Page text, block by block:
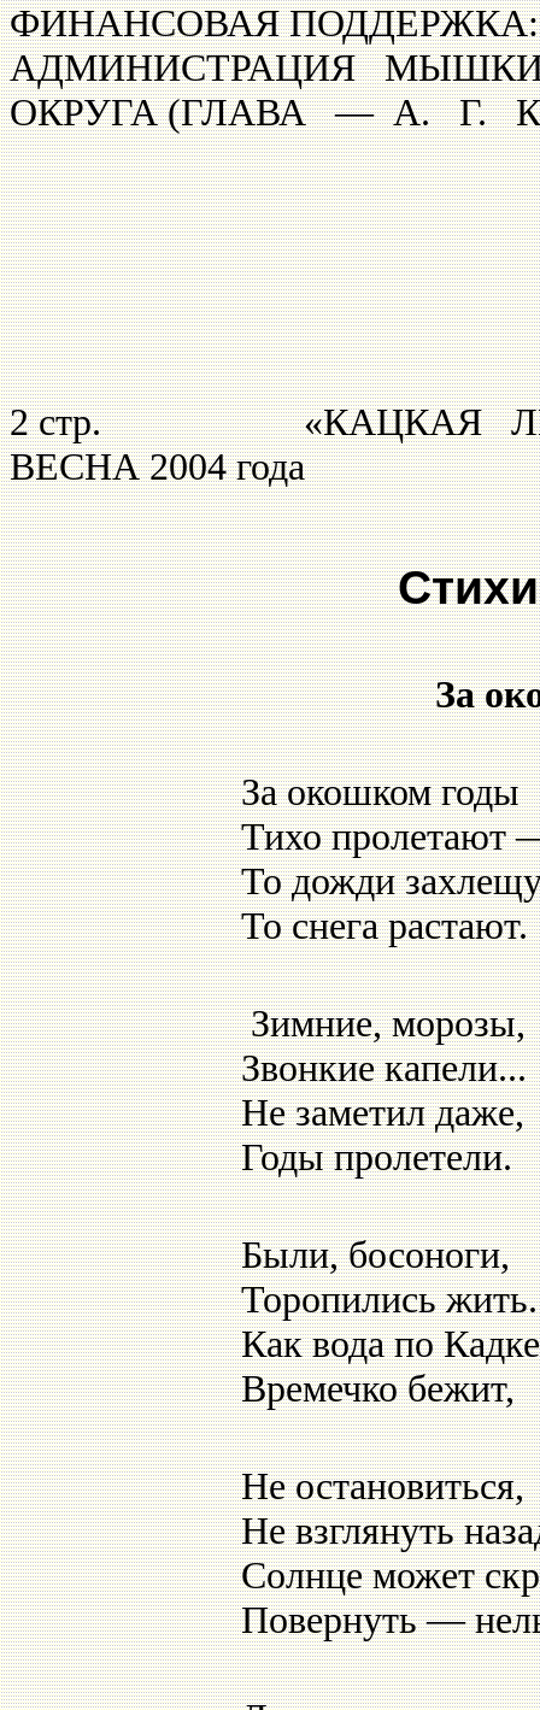
ФИНАНСОВАЯ ПОДДЕРЖКА:
АДМИНИСТРАЦИЯ
ОКРУГА (ГЛАВА — А. Г.
2 стр.
ВЕСНА 2004 года
За
За окошком годы
Тихо пролетают
То дожди
То снега растают.
Зимние, морозы,
Звонкие капели...
Не заметил даже,
Годы пролетели.
Были, босоноги,
Торопились жить.
Как вода по
Времечко бежит,
Не остановиться,
Не взглянуть
Солнце может
Повернуть —